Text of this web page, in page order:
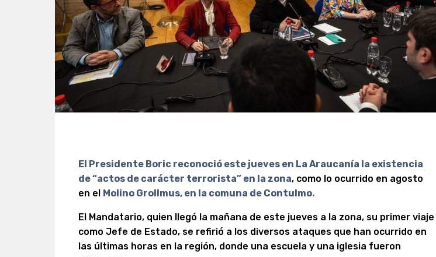
El Presidente Boric reconoció este jueves en La Araucanía la existencia
de “actos de carácter terrorista” en la zona, como lo ocurrido en agosto
en el Molino Grollmus, en la comuna de Contulmo.
El Mandatario, quien llegó la mañana de este jueves a la zona, su primer viaje
como Jefe de Estado, se refirió a los diversos ataques que han ocurrido en
las últimas horas en la región, donde una escuela y una iglesia fueron